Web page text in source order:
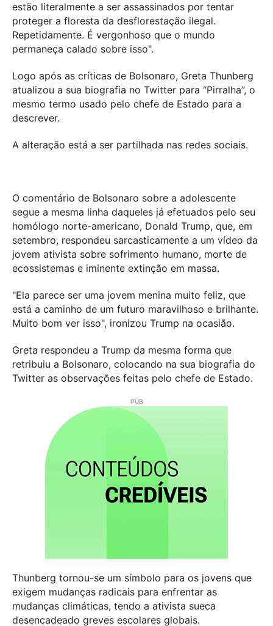
estão literalmente a ser assassinados por tentar
proteger a floresta da desflorestação ilegal.
Repetidamente. É vergonhoso que o mundo
permaneça calado sobre isso".
Logo após as críticas de Bolsonaro, Greta Thunberg
atualizou a sua biografia no Twitter para “Pirralha”, o
mesmo termo usado pelo chefe de Estado para a
descrever.
A alteração está a ser partilhada nas redes sociais.
O comentário de Bolsonaro sobre a adolescente
segue a mesma linha daqueles já efetuados pelo seu
homólogo norte-americano, Donald Trump, que, em
setembro, respondeu sarcasticamente a um vídeo da
jovem ativista sobre sofrimento humano, morte de
ecossistemas e iminente extinção em massa.
"Ela parece ser uma jovem menina muito feliz, que
está a caminho de um futuro maravilhoso e brilhante.
Muito bom ver isso", ironizou Trump na ocasião.
Greta respondeu a Trump da mesma forma que
retribuiu a Bolsonaro, colocando na sua biografia do
Twitter as observações feitas pelo chefe de Estado.
Thunberg tornou-se um símbolo para os jovens que
exigem mudanças radicais para enfrentar as
mudanças climáticas, tendo a ativista sueca
desencadeado greves escolares globais.